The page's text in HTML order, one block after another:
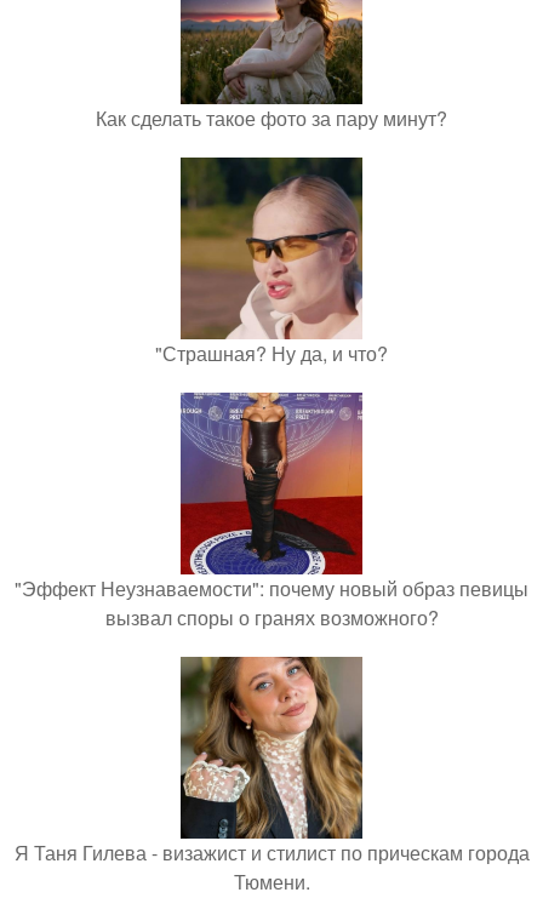
Как сделать такое фото за пару минут?
"Страшная? Ну да, и что?
"Эффект Неузнаваемости": почему новый образ певицы
вызвал споры о гранях возможного?
Я Таня Гилева - визажист и стилист по прическам города
Тюмени.